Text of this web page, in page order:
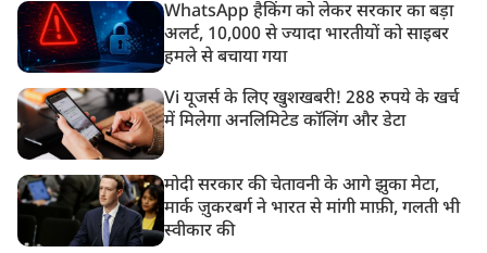
WhatsApp हैकिंग को लेकर सरकार का बड़ा
अलर्ट, 10,000 से ज्यादा भारतीयों को साइबर
हमले से बचाया गया
Vi यूजर्स के लिए खुशखबरी! 288 रुपये के खर्च
में मिलेगा अनलिमिटेड कॉलिंग और डेटा
मोदी सरकार की चेतावनी के आगे झुका मेटा,
मार्क ज़ुकरबर्ग ने भारत से मांगी माफ़ी, गलती भी
स्वीकार की